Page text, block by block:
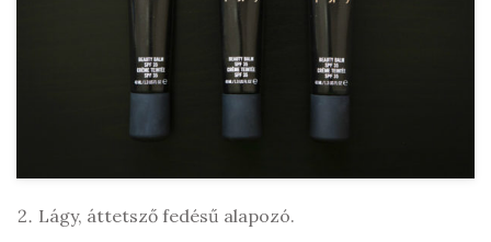
Lágy, áttetsző fedésű alapozó.